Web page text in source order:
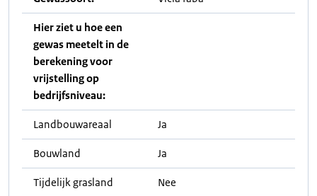
Hier ziet u hoe een
gewas meetelt in de
berekening voor
vrijstelling op
bedrijfsniveau:
Landbouwareaal Ja
Bouwland Ja
Tijdelijk grasland Nee